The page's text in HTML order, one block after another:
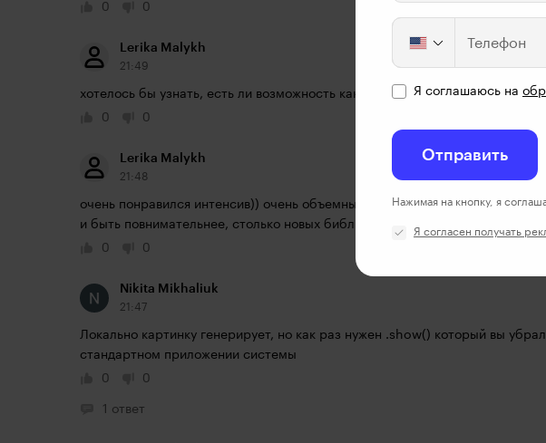
0
0
Lerika Malykh
21:49
хотелось бы узнать, есть ли возможность как-то скачать записи видео
0
0
Lerika Malykh
21:48
очень понравился интенсив)) очень объемный, полезный) для себя
и быть повнимательнее, столько новых библиотек узнала)
0
0
Nikita Mikhaliuk
21:47
Локально картинку генерирует, но как раз нужен .show() который вы
стандартном приложении системы
0
0
1 ответ
Телефон
Я соглашаюсь на
Отправить
Нажимая на кнопку, я
Я согласен получать